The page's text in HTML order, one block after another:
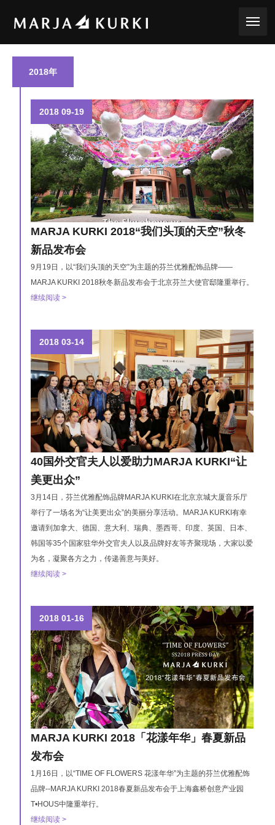
2018年
2018 09-19
MARJA KURKI 2018“我们头顶的天空”秋冬
新品发布会
9月19日，以“我们头顶的天空”为主题的芬兰优雅配饰品牌——
MARJA KURKI 2018秋冬新品发布会于北京芬兰大使官邸隆重举行。
继续阅读 >
2018 03-14
40国外交官夫人以爱助力MARJA KURKI“让
美更出众”
3月14日，芬兰优雅配饰品牌MARJA KURKI在北京京城大厦音乐厅
举行了一场名为“让美更出众”的美丽分享活动。MARJA KURKI有幸
邀请到加拿大、德国、意大利、瑞典、墨西哥、印度、英国、日本、
韩国等35个国家驻华外交官夫人以及品牌好友等齐聚现场，大家以爱
为名，凝聚各方之力，传递善意与美好。
继续阅读 >
2018 01-16
MARJA KURKI 2018「花漾年华」春夏新品
发布会
1月16日，以“TIME OF FLOWERS 花漾年华”为主题的芬兰优雅配饰
品牌--MARJA KURKI 2018春夏新品发布会于上海鑫桥创意产业园
T•HOUS中隆重举行。
继续阅读 >